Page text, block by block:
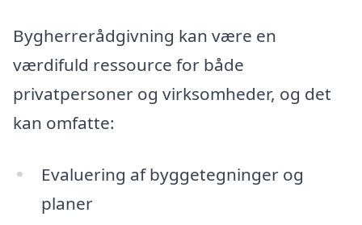
Bygherrerådgivning kan være en
værdifuld ressource for både
privatpersoner og virksomheder, og det
kan omfatte:
Evaluering af byggetegninger og
planer